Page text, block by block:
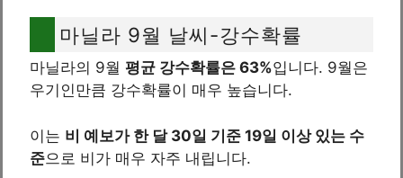
마닐라 9월 날씨-강수확률
마닐라의 9월 평균 강수확률은 63%입니다. 9월은
우기인만큼 강수확률이 매우 높습니다.
이는 비 예보가 한 달 30일 기준 19일 이상 있는 수
준으로 비가 매우 자주 내립니다.